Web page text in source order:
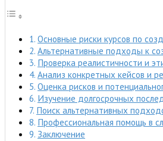
Основные риски курсов по
Альтернативные подходы к
Проверка реалистичности и
Анализ конкретных кейсов и
Оценка рисков и
Изучение долгосрочных
Поиск альтернативных
Профессиональная помощь в
Заключение